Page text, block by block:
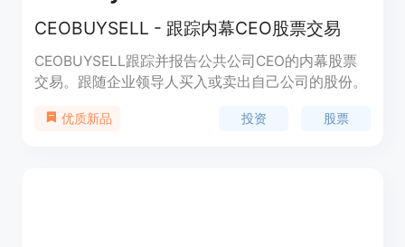
CEOBUYSELL - 跟踪内幕CEO股票交易
CEOBUYSELL跟踪并报告公共公司CEO的内幕股票
交易。跟随企业领导人买入或卖出自己公司的股份。
优质新品 投资 股票